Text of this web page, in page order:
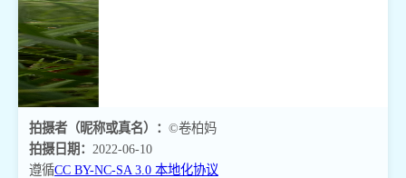
拍摄者（昵称或真名）： ©卷柏妈
拍摄日期： 2022-06-10
遵循CC BY-NC-SA 3.0 本地化协议